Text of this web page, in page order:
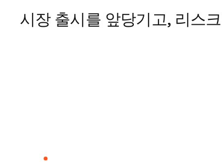
시장 출시를 앞당기고, 리스